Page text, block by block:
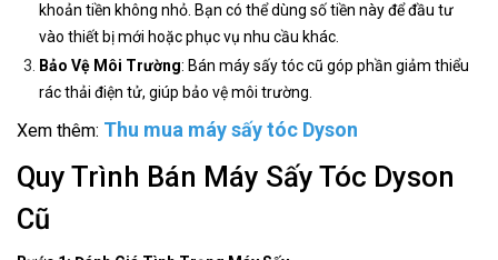
khoản tiền không nhỏ. Bạn có thể dùng số tiền này để đầu tư
vào thiết bị mới hoặc phục vụ nhu cầu khác.
Bảo Vệ Môi Trường: Bán máy sấy tóc cũ góp phần giảm thiểu
rác thải điện tử, giúp bảo vệ môi trường.
Xem thêm: Thu mua máy sấy tóc Dyson
Quy Trình Bán Máy Sấy Tóc Dyson
Cũ